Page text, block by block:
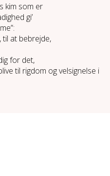
kim som er
gi’
til at bebrejde,
for det,
til rigdom og velsignelse i